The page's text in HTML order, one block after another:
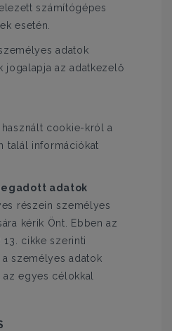
számítógépes
esetén.
adatok
jogalapja az adatkezelő
cookie-król a
talál információkat
adatok
részein személyes
kérik Önt. Ebben az
13. cikke szerinti
személyes adatok
egyes célokkal